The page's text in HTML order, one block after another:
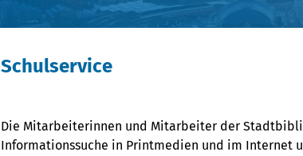
Schulservice
Die Mitarbeiterinnen und Mitarbeiter der
Informationssuche in Printmedien und im Internet